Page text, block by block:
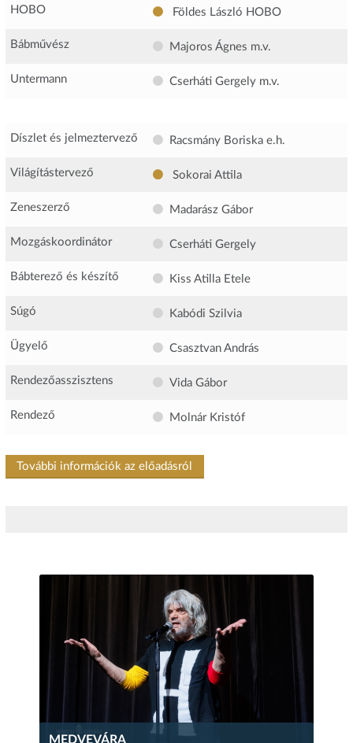
HOBO Földes László HOBO
Bábművész Majoros Ágnes m.v.
Untermann Cserháti Gergely m.v.
Díszlet és jelmeztervező Racsmány Boriska e.h.
Világítástervező Sokorai Attila
Zeneszerző Madarász Gábor
Mozgáskoordinátor Cserháti Gergely
Bábterező és készítő Kiss Atilla Etele
Súgó Kabódi Szilvia
Ügyelő Csasztvan András
Rendezőasszisztens Vida Gábor
Rendező Molnár Kristóf
További információk az előadásról
MEDVEVÁRA